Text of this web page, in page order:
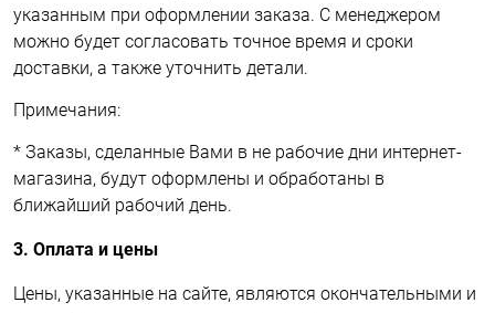
указанным при оформлении заказа. С менеджером
можно будет согласовать точное время и сроки
доставки, а также уточнить детали.
Примечания:
* Заказы, сделанные Вами в не рабочие дни интернет-
магазина, будут оформлены и обработаны в
ближайший рабочий день.
3. Оплата и цены
Цены, указанные на сайте, являются окончательными и